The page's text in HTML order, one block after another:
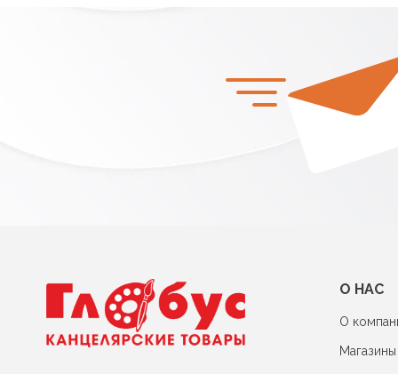
О НАС
О
Магазины